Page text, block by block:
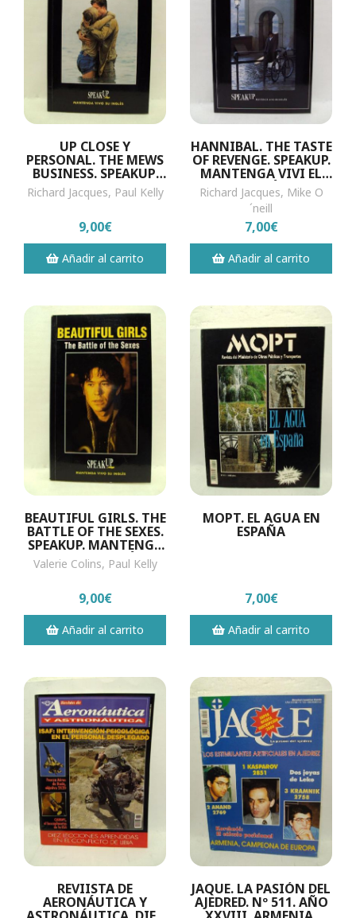
UP CLOSE Y
PERSONAL. THE MEWS
BUSINESS. SPEAKUP.
MANTENGA VIVI EL
INGLÉS
Richard Jacques, Paul Kelly
9,00€
Añadir al carrito
HANNIBAL. THE TASTE
OF REVENGE. SPEAKUP.
MANTENGA VIVI EL
INGLÉS
Richard Jacques, Mike O
´neill
7,00€
Añadir al carrito
BEAUTIFUL GIRLS. THE
BATTLE OF THE SEXES.
SPEAKUP. MANTENGA
VIVI EL INGLÉS
Valerie Colins, Paul Kelly
9,00€
Añadir al carrito
MOPT. EL AGUA EN
ESPAÑA
7,00€
Añadir al carrito
REVIISTA DE
AERONÁUTICA Y
JAQUE. LA PASIÓN DEL
AJEDRED. Nº 511. AÑO